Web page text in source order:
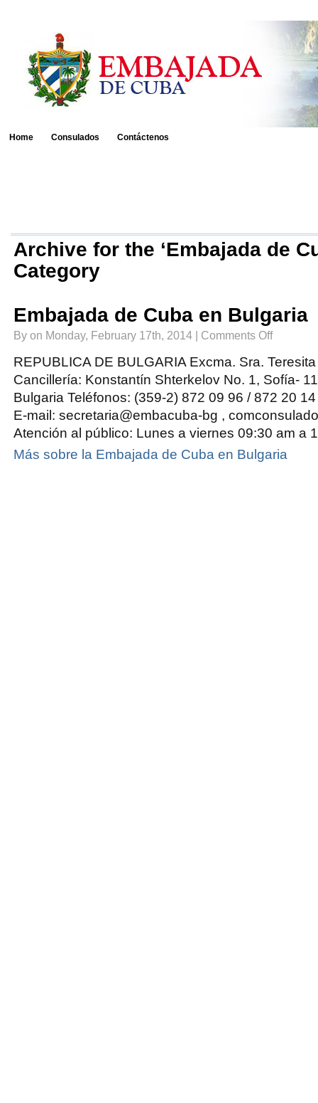
Home Consulados Contáctenos
Archive for the ‘Embajada de
Category
Embajada de Cuba en Bulgaria
By on Monday, February 17th, 2014 | Comments Offon
Cuba
en
REPUBLICA DE BULGARIA Excma. Sra.
Cancillería: Konstantín Shterkelov No. 1, Sofía-
Bulgaria Teléfonos: (359-2) 872 09 96 / 872 20
E-mail: secretaria@embacuba-bg ,
Atención al público: Lunes a viernes 09:30 am a
Más sobre la Embajada de Cuba en Bulgaria